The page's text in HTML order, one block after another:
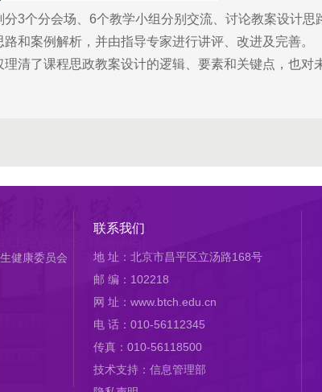
个分会场、6个教学小组分别交流、讨论教案设计思
和案例解析，并由指导专家进行讲评、改进及完善。
了课程思政教案设计的逻辑、要素和关键点，也对
健康委员会
联系我们
地 址：北京市昌平区立汤路168号
邮 编：102218
网 址：www.btch.edu.cn
电 话：010-56112345
传真：010-56118500
技术支持：信息管理部